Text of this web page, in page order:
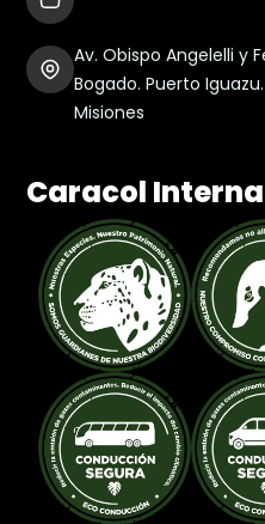
Av. Obispo Angelelli y
Bogado. Puerto Iguazu.
Misiones
Caracol